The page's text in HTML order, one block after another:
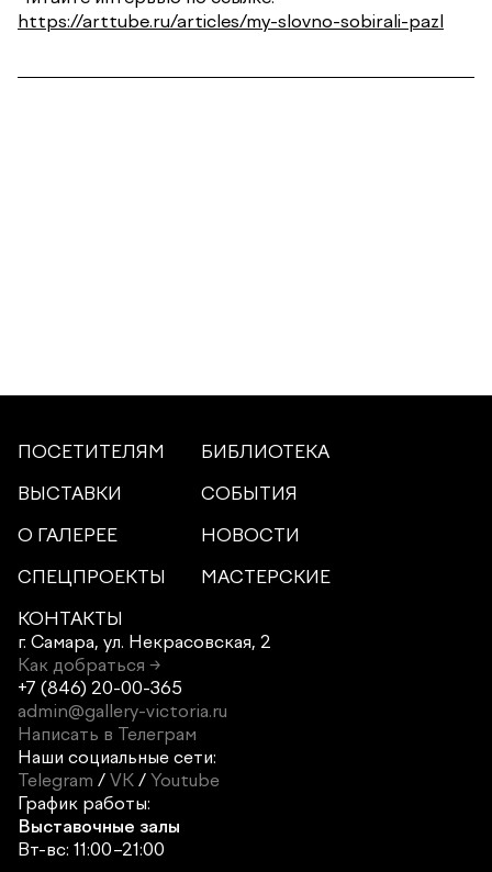
https://arttube.ru/articles/my-slovno-sobirali-pazl
ПОСЕТИТЕЛЯМ
БИБЛИОТЕКА
ВЫСТАВКИ
СОБЫТИЯ
О ГАЛЕРЕЕ
НОВОСТИ
СПЕЦПРОЕКТЫ
МАСТЕРСКИЕ
КОНТАКТЫ
г. Самара, ул. Некрасовская, 2
Как добраться →
+7 (846) 20-00-365
admin@gallery-victoria.ru
Написать в Телеграм
Наши социальные сети:
Telegram / VK / Youtube
График работы:
Выставочные залы
Вт-вс: 11:00–21:00